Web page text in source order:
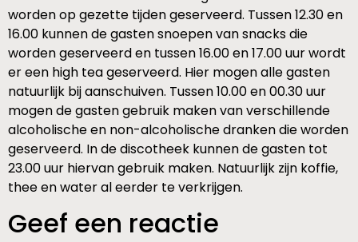
worden op gezette tijden geserveerd. Tussen 12.30 en
16.00 kunnen de gasten snoepen van snacks die
worden geserveerd en tussen 16.00 en 17.00 uur wordt
er een high tea geserveerd. Hier mogen alle gasten
natuurlijk bij aanschuiven. Tussen 10.00 en 00.30 uur
mogen de gasten gebruik maken van verschillende
alcoholische en non-alcoholische dranken die worden
geserveerd. In de discotheek kunnen de gasten tot
23.00 uur hiervan gebruik maken. Natuurlijk zijn koffie,
thee en water al eerder te verkrijgen.
Geef een reactie